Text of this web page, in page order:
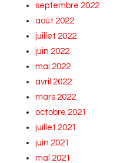
septembre 2022
août 2022
juillet 2022
juin 2022
mai 2022
avril 2022
mars 2022
octobre 2021
juillet 2021
juin 2021
mai 2021